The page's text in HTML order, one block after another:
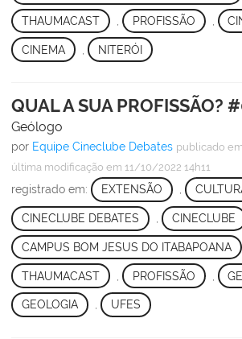
THAUMACAST PROFISSÃO
CINEMA NITERÓI
QUAL A SUA PROFISSÃO?
Geólogo
por Equipe Cineclube Debates publicado
última modificação em 11/10/2022 14h11
registrado em: EXTENSÃO ,
CINECLUBE DEBATES CINECLUBE
CAMPUS BOM JESUS DO ITABAPOANA
THAUMACAST PROFISSÃO
GEOLOGIA , UFES